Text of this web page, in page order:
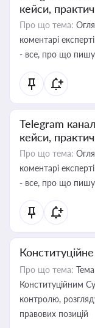
кейси,
Про що тема:
коментарі
- все, про що
Telegram
кейси,
Про що тема:
коментарі
- все, про що
Про що тема:
Конституційним
контролю,
правових позицій